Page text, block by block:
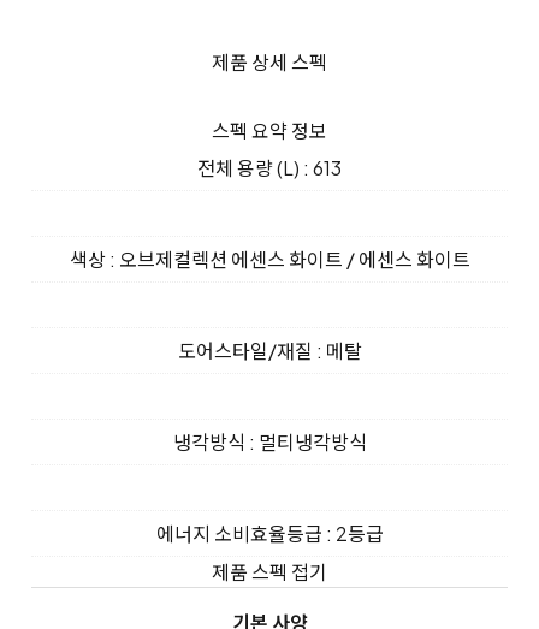
제품 상세 스펙
스펙 요약 정보
전체 용량 (L) : 613
색상 : 오브제컬렉션 에센스 화이트 / 에센스 화이트
도어스타일/재질 : 메탈
냉각방식 : 멀티냉각방식
에너지 소비효율등급 : 2등급
제품 스펙 접기
기본 사양